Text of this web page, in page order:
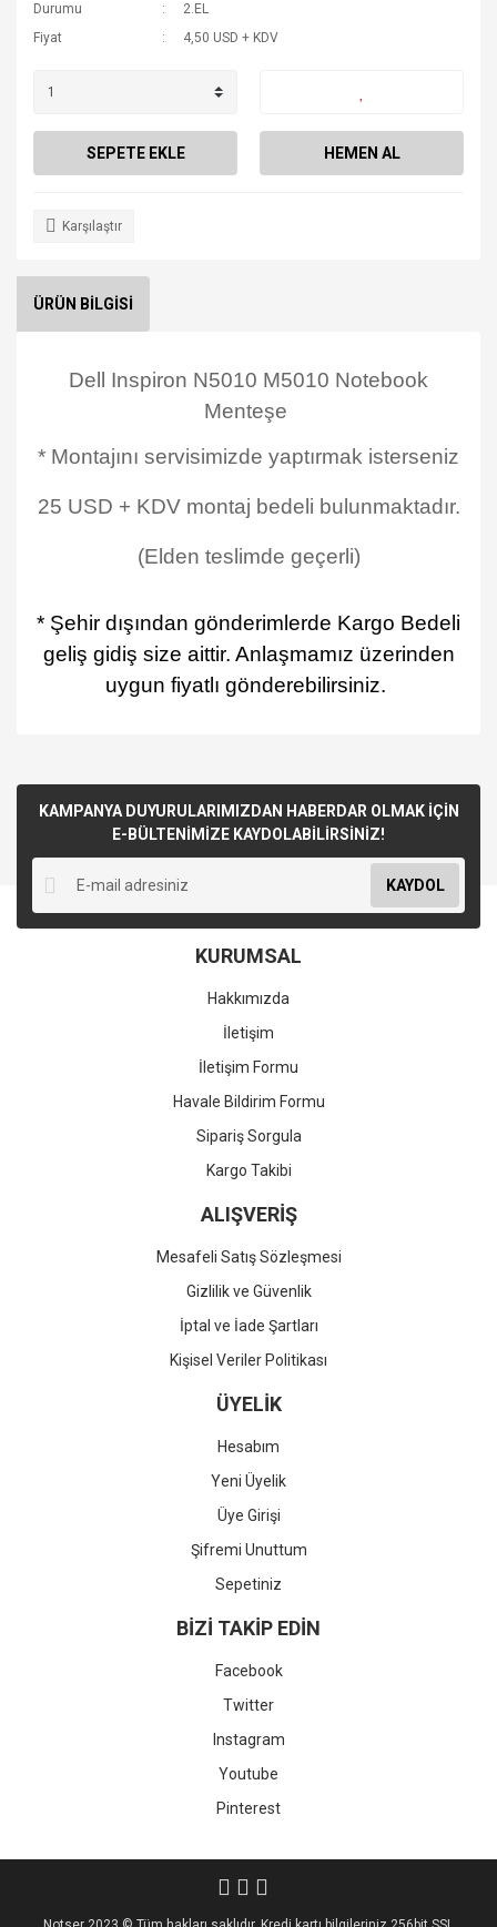
Durumu
2.EL
Fiyat
4,50 USD + KDV
SEPETE EKLE HEMEN AL
Karşılaştır
ÜRÜN BİLGİSİ
Dell Inspiron N5010 M5010 Notebook
Menteşe
* Montajını servisimizde yaptırmak isterseniz
25 USD + KDV montaj bedeli bulunmaktadır.
(Elden teslimde geçerli)
* Şehir dışından gönderimlerde Kargo Bedeli
geliş gidiş size aittir. Anlaşmamız üzerinden
uygun fiyatlı gönderebilirsiniz.
KAMPANYA DUYURULARIMIZDAN HABERDAR OLMAK İÇİN
E-BÜLTENİMİZE KAYDOLABİLİRSİNİZ!
KAYDOL
KURUMSAL
Hakkımızda
İletişim
İletişim Formu
Havale Bildirim Formu
Sipariş Sorgula
Kargo Takibi
ALIŞVERİŞ
Mesafeli Satış Sözleşmesi
Gizlilik ve Güvenlik
İptal ve İade Şartları
Kişisel Veriler Politikası
ÜYELİK
Hesabım
Yeni Üyelik
Üye Girişi
Şifremi Unuttum
Sepetiniz
BİZİ TAKİP EDİN
Facebook
Twitter
Instagram
Youtube
Pinterest